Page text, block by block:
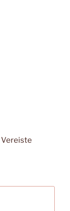
Vereiste